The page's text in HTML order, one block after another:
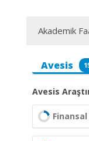
Akademik
Avesis
Avesis